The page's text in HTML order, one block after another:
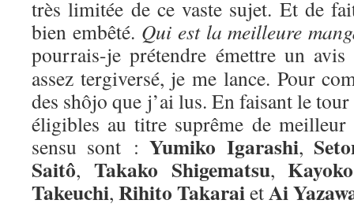
très limitée de ce vaste sujet. Et de
bien embêté. Qui est la meilleure
pourrais-je prétendre émettre un
assez tergiversé, je me lance. Pour
des shôjo que j’ai lus. En faisant le tour
éligibles au titre suprême de
sensu sont :Yumiko Igarashi,
Saitô, Takako Shigematsu,Kayoko
Takeuchi, Rihito TakaraietAi